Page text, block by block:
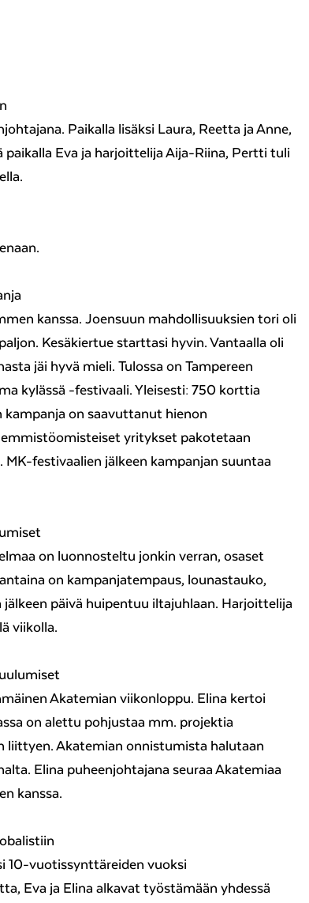
Paikalla lisäksi Laura, Reetta ja Anne,
paikalla Eva ja harjoittelija Aija-Riina, Pertti tuli
kanssa. Joensuun mahdollisuuksien tori oli
Kesäkiertue starttasi hyvin. Vantaalla oli
jäi hyvä mieli. Tulossa on Tampereen
kylässä -festivaali. Yleisesti: 750 korttia
on saavuttanut hienon
yritykset pakotetaan
festivaalien jälkeen kampanjan suuntaa
on luonnosteltu jonkin verran, osaset
on kampanjatempaus, lounastauko,
päivä huipentuu iltajuhlaan. Harjoittelija
viikolla.
Akatemian viikonloppu. Elina kertoi
on alettu pohjustaa mm. projektia
liittyen. Akatemian onnistumista halutaan
Elina puheenjohtajana seuraa Akatemiaa
kanssa.
10-vuotissynttäreiden vuoksi
Eva ja Elina alkavat työstämään yhdessä